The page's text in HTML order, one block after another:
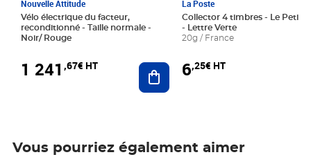
Nouvelle Attitude
Vélo électrique du facteur,
reconditionné - Taille normale -
Noir/ Rouge
1 241 ,67€ HT Ajouter au panier
La Poste
Collector 4 timbres - Le Petit
- Lettre Verte
20g / France
6,25€ HT
Vous pourriez également aimer